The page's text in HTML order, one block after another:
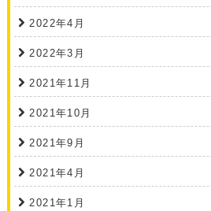
2022年4月
2022年3月
2021年11月
2021年10月
2021年9月
2021年4月
2021年1月